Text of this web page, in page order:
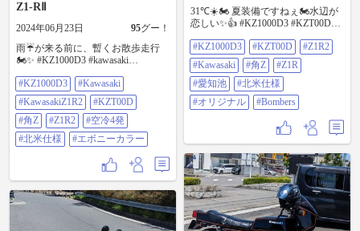
Z1-RⅡ
2024年06月23日 95グー！
雨☔が来る前に、暫くお散歩走行
🏍️✨ #KZ1000D3 #kawasaki
#Z1R2 #空冷4発 #北米仕様 #エボニ
ーカラー
#KZ1000D3
#Kawasaki
#KawasakiZ1R2
#KZT00D
#角Z
#Z1R2
#空冷4発
#北米仕様
#エボニーカラー
31℃☀️🏍️ 夏装備ですねぇ🏍️水辺が
恋しい✨👍 #KZ1000D3 #KZT00D
池 #北米仕様 #オリジナル #Bombers
#KZ1000D3 #KZT00D
#Z1R2
#Kawasaki
#角Z
#Z1R
#愛知池
#北米仕様
#オリジナル
#Bombers